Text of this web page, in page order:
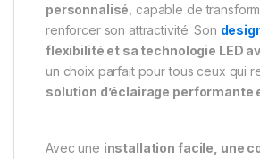
personnalisé , capable de
renforcer son attractivité. Son
flexibilité et sa technologie LED
un choix parfait pour tous ceux qui
solution d’éclairage performante
Avec une installation facile, une